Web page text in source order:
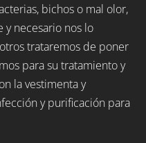
bichos o mal olor,
necesario nos lo
trataremos de poner
para su tratamiento y
la vestimenta y
y purificación para